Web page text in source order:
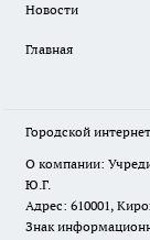
Новости
Главная
Городской
О компании:
Ю.Г.
Адрес: 610001,
Знак